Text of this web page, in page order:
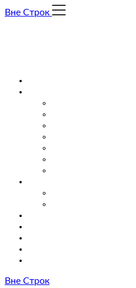
Skip
Вне Строк
Вне Строк